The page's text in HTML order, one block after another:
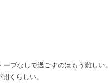
ブなしで過ごすのはもう難しい。
くらしい。